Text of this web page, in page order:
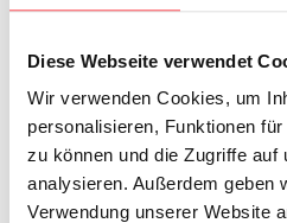
Diese Webseite verwendet
Wir verwenden Cookies, um
personalisieren, Funktionen
zu können und die Zugriffe auf
analysieren. Außerdem geben
Verwendung unserer Website
Doświadczenie
Wszystkie pliki do pobrania
Szukaj
datasheet